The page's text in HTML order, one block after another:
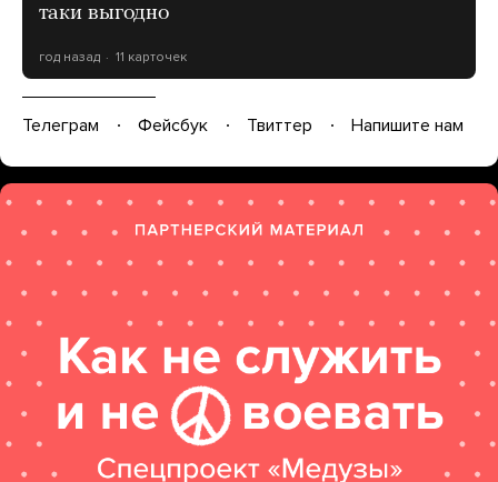
таки выгодно
год назад 11 карточек
Телеграм Фейсбук Твиттер Напишите нам